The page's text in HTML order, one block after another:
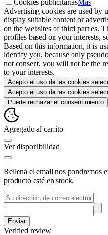
Cookies publicitariasMás
Advertising cookies are used by
display suitable content or
on the websites of third parties.
profiles based on your interests,
Based on this information, it is
identify you, because only
not consent, you will not be the
to your interests.
Acepto el uso de las cookies
Acepto el uso de las cookies
Puede rechazar el consentimiento
Agregado al carrito
Ver disponibilidad
Rellena el email nos pondremos
producto esté en stock.
Enviar
Verified review